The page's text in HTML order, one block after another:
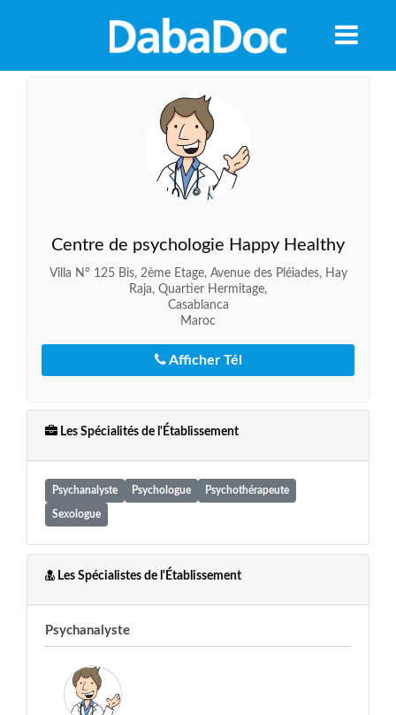
Centre de psychologie Happy Healthy
Villa N° 125 Bis, 2ème Etage, Avenue des Pléiades, Hay
Raja, Quartier Hermitage,
Casablanca
Maroc
Afficher Tél
Les Spécialités de l'Établissement
Psychanalyste Psychologue Psychothérapeute
Sexologue
Les Spécialistes de l'Établissement
Psychanalyste